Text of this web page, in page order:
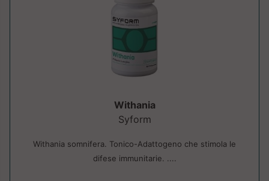
Withania
Syform
Withania somnifera. Tonico-Adattogeno che stimola le
difese immunitarie. ....